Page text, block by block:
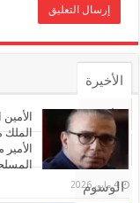
الأخيرة
الأشهر
تعليقات
الوسوم
الملك
4 مايو، 2026